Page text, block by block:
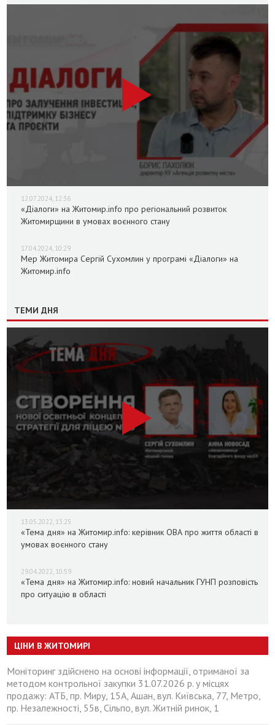
12.07.2024, 12:36
«Діалоги» на Житомир.info про регіональний розвиток
Житомирщини в умовах воєнного стану
17.04.2024, 10:29
Мер Житомира Сергій Сухомлин у програмі «Діалоги» на
Житомир.info
ТЕМИ ДНЯ
13.05.2022, 13:25
«Тема дня» на Житомир.info: керівник ОВА про життя області в
умовах воєнного стану
29.04.2022, 10:59
«Тема дня» на Житомир.info: новий начальник ГУНП розповість
про ситуацію в області
ЦІНИ В ЖИТОМИРІ
Моніторинг здійснено на основі інформації, отриманої за
методом контрольної закупки 31.07.2026 р. у місцях
продажу: АТБ, пр. Миру, 15А, Ашан, вул. Київська, 77, Метро,
пр. Незалежності, 55в, Сільпо, вул. Житній ринок, 1